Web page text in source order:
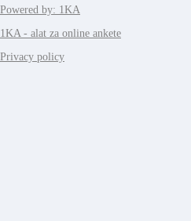
Powered by: 1KA
1KA - alat za online ankete
Privacy policy